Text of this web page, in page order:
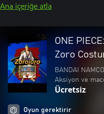
Ana içeriğe atla
ONE
Zoro
BANDAI
Aksiyon ve
Ücretsiz
Oyun gerektirir